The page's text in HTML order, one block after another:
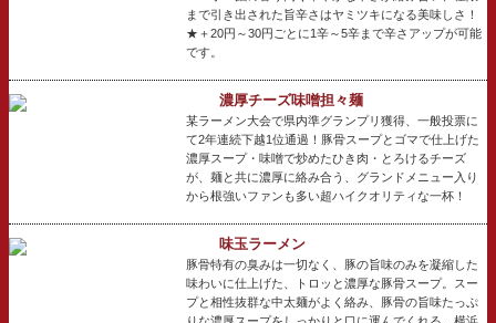
まで引き出された旨辛さはヤミツキになる美味しさ！
★＋20円～30円ごとに1辛～5辛まで辛さアップが可能
です。
濃厚チーズ味噌担々麺
某ラーメン大会で県内準グランプリ獲得、一般投票に
て2年連続下越1位通過！豚骨スープとゴマで仕上げた
濃厚スープ・味噌で炒めたひき肉・とろけるチーズ
が、麺と共に濃厚に絡み合う、グランドメニュー入り
から根強いファンも多い超ハイクオリティな一杯！
味玉ラーメン
豚骨特有の臭みは一切なく、豚の旨味のみを凝縮した
味わいに仕上げた、トロッと濃厚な豚骨スープ。スー
プと相性抜群な中太麺がよく絡み、豚骨の旨味たっぷ